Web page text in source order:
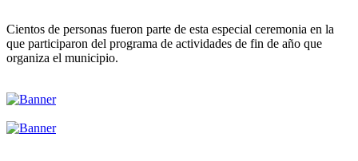
Cientos de personas fueron parte de esta especial ceremonia en la
que participaron del programa de actividades de fin de año que
organiza el municipio.